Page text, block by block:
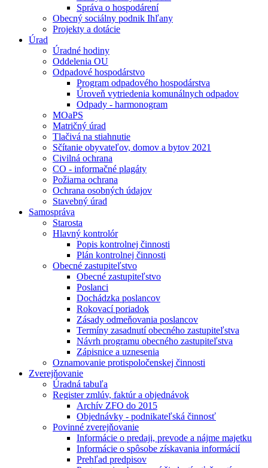
Správa o hospodárení
Obecný sociálny podnik Ihľany
Projekty a dotácie
Úrad
Úradné hodiny
Oddelenia OU
Odpadové hospodárstvo
Program odpadového hospodárstva
Úroveň vytriedenia komunálnych odpadov
Odpady - harmonogram
MOaPS
Matričný úrad
Tlačivá na stiahnutie
Sčítanie obyvateľov, domov a bytov 2021
Civilná ochrana
CO - informačné plagáty
Požiarna ochrana
Ochrana osobných údajov
Stavebný úrad
Samospráva
Starosta
Hlavný kontrolór
Popis kontrolnej činnosti
Plán kontrolnej činnosti
Obecné zastupiteľstvo
Obecné zastupiteľstvo
Poslanci
Dochádzka poslancov
Rokovací poriadok
Zásady odmeňovania poslancov
Termíny zasadnutí obecného zastupiteľstva
Návrh programu obecného zastupiteľstva
Zápisnice a uznesenia
Oznamovanie protispoločenskej činnosti
Zverejňovanie
Úradná tabuľa
Register zmlúv, faktúr a objednávok
Archív ZFO do 2015
Objednávky - podnikateľská činnosť
Povinné zverejňovanie
Informácie o predaji, prevode a nájme majetku
Informácie o spôsobe získavania informácií
Prehľad predpisov